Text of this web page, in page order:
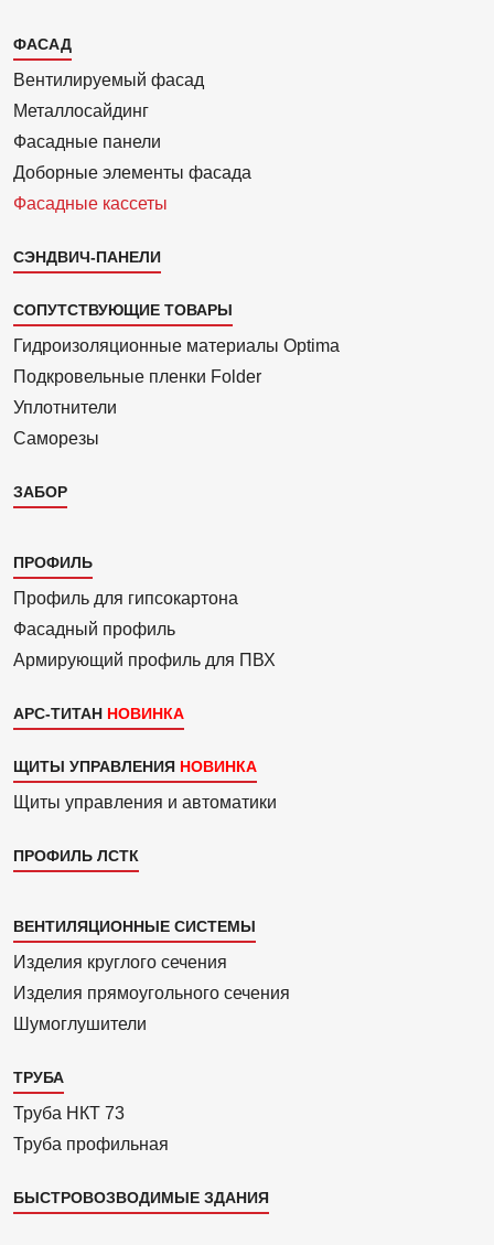
Каталог
2
ФАСАД
Вентилиру­емый фасад
Металло­сайдинг
Фасадные панели
Доборные элементы фасада
Фасадные кассеты
СЭНДВИЧ-ПАНЕЛИ
СОПУТСТВУЮЩИЕ ТОВАРЫ
Гидроизоля­ционные материалы Optima
Подкровель­ные пленки Folder
Уплотнители
Саморезы
ЗАБОР
Каталог
3
ПРОФИЛЬ
Профиль для гипсо­картона
Фасадный профиль
Армиру­ю­щий профиль для ПВХ
АРС-ТИТАН
ЩИТЫ УПРАВЛЕНИЯ
Щиты управления и автоматики
ПРОФИЛЬ ЛСТК
Каталог
4
ВЕНТИЛЯЦИОННЫЕ СИСТЕМЫ
Изделия круглого сечения
Изделия прямоуголь­ного сечения
Шумоглушители
ТРУБА
Труба НКТ 73
Труба профильная
БЫСТРОВОЗВОДИМЫЕ ЗДАНИЯ